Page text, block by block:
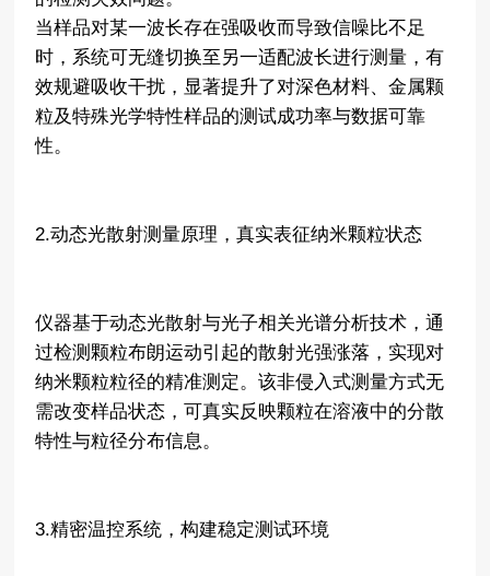
当样品对某一波长存在强吸收而导致信噪比不足
时，系统可无缝切换至另一适配波长进行测量，有
效规避吸收干扰，显著提升了对深色材料、金属颗
粒及特殊光学特性样品的测试成功率与数据可靠
性。
2.动态光散射测量原理，真实表征纳米颗粒状态
仪器基于动态光散射与光子相关光谱分析技术，通
过检测颗粒布朗运动引起的散射光强涨落，实现对
纳米颗粒粒径的精准测定。该非侵入式测量方式无
需改变样品状态，可真实反映颗粒在溶液中的分散
特性与粒径分布信息。
3.精密温控系统，构建稳定测试环境